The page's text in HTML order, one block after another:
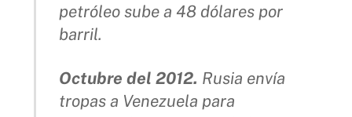
petróleo sube a 48 dólares por
barril.
Octubre del 2012. Rusia envía
tropas a Venezuela para